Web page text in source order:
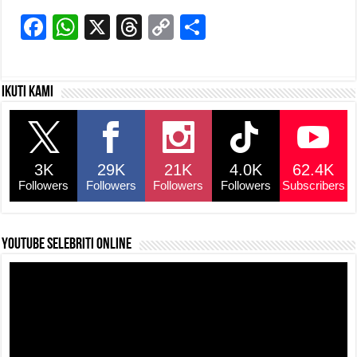
F
c
e
b
o
o
k
W
s
p
X
T
a
C
y
Li
n
k
e
Ikuti kami
3K
Followers
29K
Followers
21K
Followers
4.0K
Followers
62.4K
Subscribers
YouTube selebriti online